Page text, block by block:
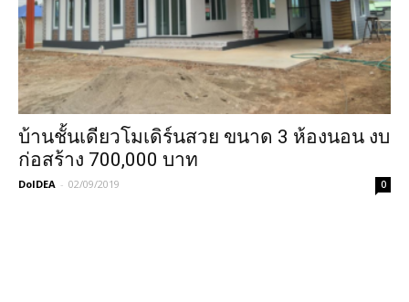
บ้านชั้นเดียวโมเดิร์นสวย ขนาด 3 ห้องนอน งบ
ก่อสร้าง 700,000 บาท
DoIDEA - 02/09/2019 0